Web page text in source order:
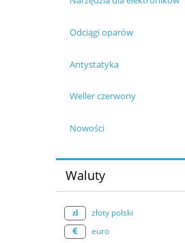
Odciągi oparów
Antystatyka
Weller czerwony
Nowości
Waluty
złoty polski
euro